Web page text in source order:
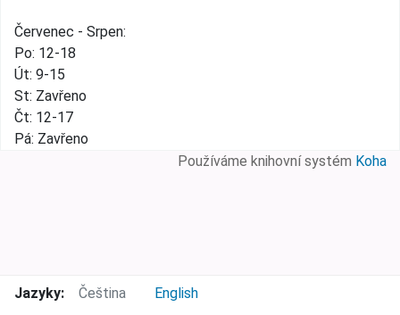
Červenec - Srpen:
Po: 12-18
Út: 9-15
St: Zavřeno
Čt: 12-17
Pá: Zavřeno
Používáme knihovní systém Koha
Jazyky: Čeština English